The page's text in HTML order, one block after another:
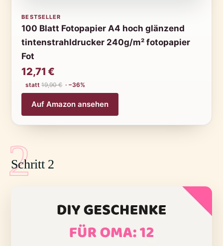
BESTSELLER
100 Blatt Fotopapier A4 hoch glänzend
tintenstrahldrucker 240g/m² fotopapier
Fot
12,71 €
statt19,90 € · −36%
Auf Amazon ansehen
2
Schritt 2